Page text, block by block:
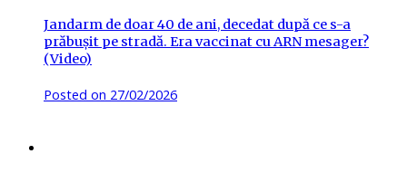
Jandarm de doar 40 de ani, decedat după ce s-a
prăbușit pe stradă. Era vaccinat cu ARN mesager?
(Video)
Posted on 27/02/2026